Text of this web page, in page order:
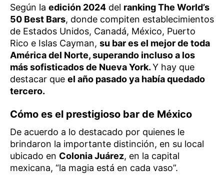
Según la edición 2024 del ranking The World’s
50 Best Bars, donde compiten establecimientos
de Estados Unidos, Canadá, México, Puerto
Rico e Islas Cayman, su bar es el mejor de toda
América del Norte, superando incluso a los
más sofisticados de Nueva York.Y hay que
destacar que el año pasado ya había quedado
tercero.
Cómo es el prestigioso bar de México
De acuerdo a lo destacado por quienes le
brindaron la importante distinción, en su local
ubicado en Colonia Juárez, en la capital
mexicana, “la magia está en cada vaso”.